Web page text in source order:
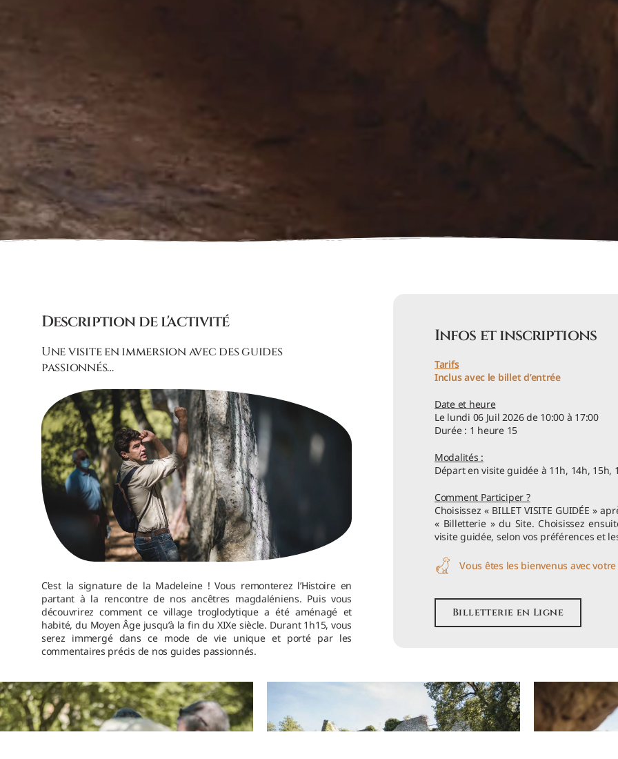
Description de l'activité
Une visite en immersion avec des guides
passionnés…
C’est la signature de la Madeleine ! Vous remonterez l’Histoire en
partant à la rencontre de nos ancêtres magdaléniens. Puis vous
découvrirez comment ce village troglodytique a été aménagé et
habité, du Moyen Âge jusqu’à la fin du XIXe siècle. Durant 1h15, vous
serez immergé dans ce mode de vie unique et porté par les
commentaires précis de nos guides passionnés.
Infos et inscriptions
Tarifs
Inclus avec le billet d’entrée
Date et heure
Le lundi 06 Juil 2026 de 10:00 à 17:00
Durée : 1 heure 15
Modalités :
Départ en visite guidée à 11h, 14h, 15h,
Comment Participer ?
Choisissez « BILLET VISITE GUIDÉE »
« Billetterie » du Site. Choisissez
visite guidée, selon vos préférences et
Vous êtes les bienvenus avec
Billetterie en Ligne